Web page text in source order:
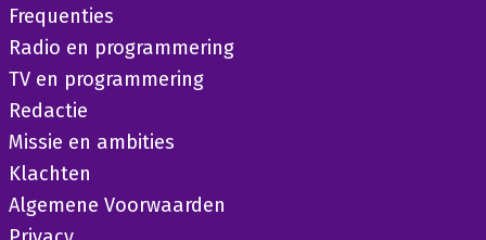
Frequenties
Radio en programmering
TV en programmering
Redactie
Missie en ambities
Klachten
Algemene Voorwaarden